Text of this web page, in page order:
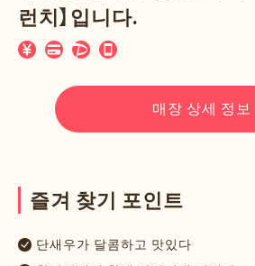
런치】입니다.
매장 상세 정보
즐겨 찾기 포인트
단새우가 달콤하고 맛있다